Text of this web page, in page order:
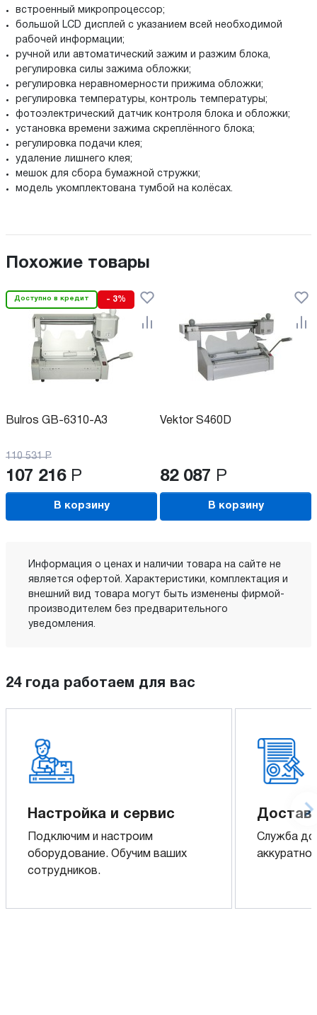
встроенный микропроцессор;
большой LCD дисплей с указанием всей необходимой
рабочей информации;
ручной или автоматический зажим и разжим блока,
регулировка силы зажима обложки;
регулировка неравномерности прижима обложки;
регулировка температуры, контроль температуры;
фотоэлектрический датчик контроля блока и обложки;
установка времени зажима скреплённого блока;
регулировка подачи клея;
удаление лишнего клея;
мешок для сбора бумажной стружки;
модель укомплектована тумбой на колёсах.
Похожие товары
Доступно в кредит - 3%
Bulros GB-6310-A3
110 531 Р
107 216 Р
В корзину
Vektor S460D
82 087 Р
В корзину
Информация о ценах и наличии товара на сайте не
является офертой. Характеристики, комплектация и
внешний вид товара могут быть изменены фирмой-
производителем без предварительного
уведомления.
24 года работаем для вас
Настройка и сервис
Подключим и настроим
оборудование. Обучим ваших
сотрудников.
Служба
аккуратно